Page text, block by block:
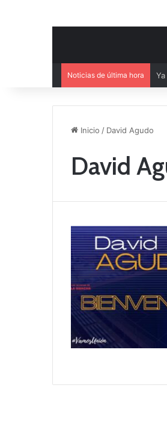
Noticias de última hora
Inicio / David Agudo
David